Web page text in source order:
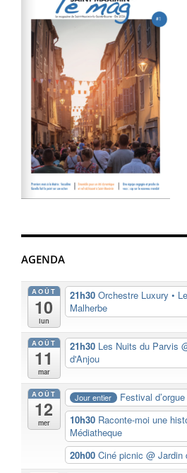
AGENDA
AOÛT
10
lun
21h30 Orchestre Luxury •
Malherbe
AOÛT
11
mar
21h30 Les Nuits du Parvis
d'Anjou
AOÛT
12
mer
Jour entier
Festival
10h30 Raconte-moi une
Médiatheque
20h00 Ciné picnic @ Jardin